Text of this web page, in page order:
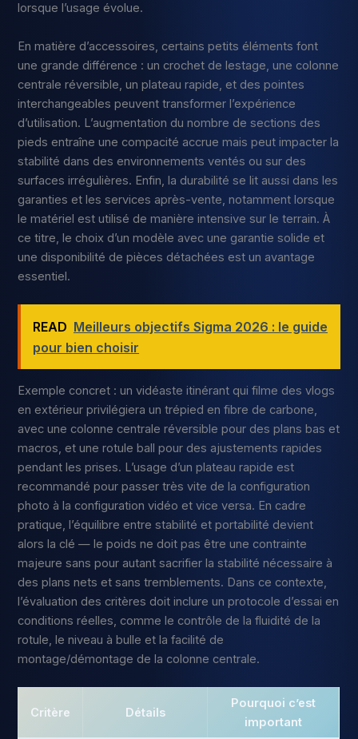
lorsque l’usage évolue.
En matière d’accessoires, certains petits éléments font
une grande différence : un crochet de lestage, une colonne
centrale réversible, un plateau rapide, et des pointes
interchangeables peuvent transformer l’expérience
d’utilisation. L’augmentation du nombre de sections des
pieds entraîne une compacité accrue mais peut impacter la
stabilité dans des environnements ventés ou sur des
surfaces irrégulières. Enfin, la durabilité se lit aussi dans les
garanties et les services après-vente, notamment lorsque
le matériel est utilisé de manière intensive sur le terrain. À
ce titre, le choix d’un modèle avec une garantie solide et
une disponibilité de pièces détachées est un avantage
essentiel.
READ Meilleurs objectifs Sigma 2026 : le guide
pour bien choisir
Exemple concret : un vidéaste itinérant qui filme des vlogs
en extérieur privilégiera un trépied en fibre de carbone,
avec une colonne centrale réversible pour des plans bas et
macros, et une rotule ball pour des ajustements rapides
pendant les prises. L’usage d’un plateau rapide est
recommandé pour passer très vite de la configuration
photo à la configuration vidéo et vice versa. En cadre
pratique, l’équilibre entre stabilité et portabilité devient
alors la clé — le poids ne doit pas être une contrainte
majeure sans pour autant sacrifier la stabilité nécessaire à
des plans nets et sans tremblements. Dans ce contexte,
l’évaluation des critères doit inclure un protocole d’essai en
conditions réelles, comme le contrôle de la fluidité de la
rotule, le niveau à bulle et la facilité de
montage/démontage de la colonne centrale.
Critère Détails
Pourquoi c’est
important